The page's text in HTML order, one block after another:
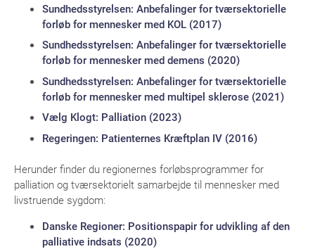
Sundhedsstyrelsen: Anbefalinger for tværsektorielle
forløb for mennesker med KOL (2017)
Sundhedsstyrelsen: Anbefalinger for tværsektorielle
forløb for mennesker med demens (2020)
Sundhedsstyrelsen: Anbefalinger for tværsektorielle
forløb for mennesker med multipel sklerose (2021)
Vælg Klogt: Palliation (2023)
Regeringen: Patienternes Kræftplan IV (2016)
Herunder finder du regionernes forløbsprogrammer for
palliation og tværsektorielt samarbejde til mennesker med
livstruende sygdom:
Danske Regioner: Positionspapir for udvikling af den
palliative indsats (2020)